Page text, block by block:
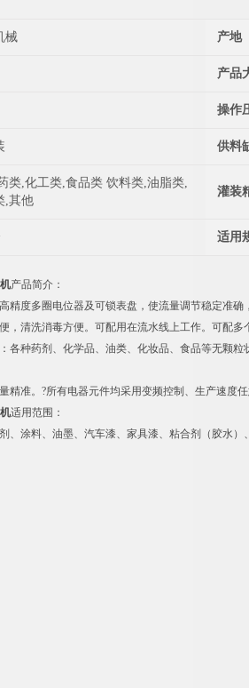
械 产地
产品
操作
供料
类,化工类,食品类 饮料类,油脂类,
,其他
灌装
适用
产品简介：
精度多圈电位器及可锁表盘，使流量调节稳定准
，清洗消毒方便。可配用在流水线上工作。可配
各种药剂、化学品、油类、化妆品、食品等无颗
精准。?所有电器元件均采用变频控制、生产速度
适用范围：
、涂料、油墨、汽车漆、家具漆、粘合剂（胶水